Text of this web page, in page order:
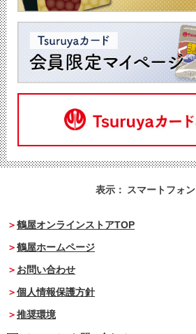
表示： スマートフォン
鶴屋オンラインストアTOP
鶴屋ホームページ
お問い合わせ
個人情報保護方針
推奨環境